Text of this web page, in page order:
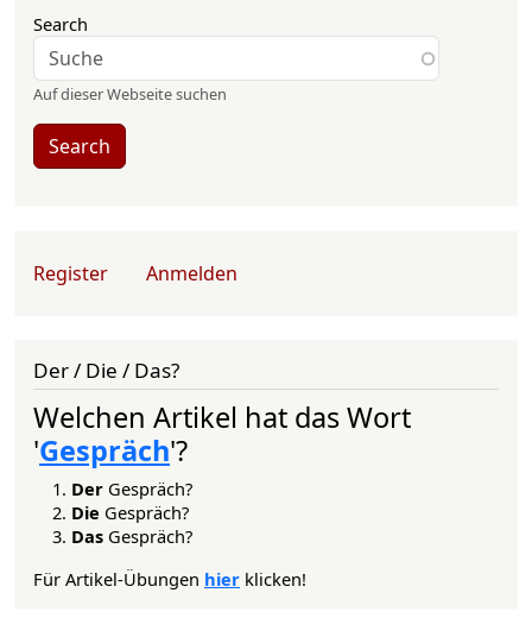
Search
Auf dieser Webseite suchen
Search
User account menu
Register Anmelden
Der / Die / Das?
Welchen Artikel hat das Wort
'Gespräch'?
Der Gespräch?
Die Gespräch?
Das Gespräch?
Für Artikel-Übungen hier klicken!